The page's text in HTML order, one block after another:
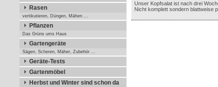
Rasen
vertikutieren, Düngen, Mähen ...
Pflanzen
Das Grüns ums Haus
Gartengeräte
Sägen, Scheren, Mäher, Zubehör ...
Geräte-Tests
Gartenmöbel
Herbst und Winter sind schon da
Unser Kopfsalat ist nach drei
Nicht komplett sondern blattweise